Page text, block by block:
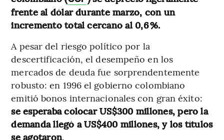
frente al dólar durante marzo, con un
incremento total cercano al 0,6 %.
A pesar del riesgo político por la
descertificación, el desempeño en los
mercados de deuda fue sorprendentemente
robusto: en 1996 el gobierno colombiano
emitió bonos internacionales con gran éxito:
se esperaba colocar US$300 millones, pero la
demanda llegó a US$400 millones, y los títulos
se agotaron.